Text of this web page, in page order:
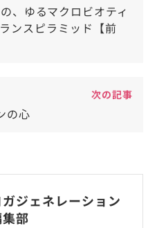
、ゆるマクロビオティ
ンスピラミッド【前
次の記事
の心
ガジェネレーション
部